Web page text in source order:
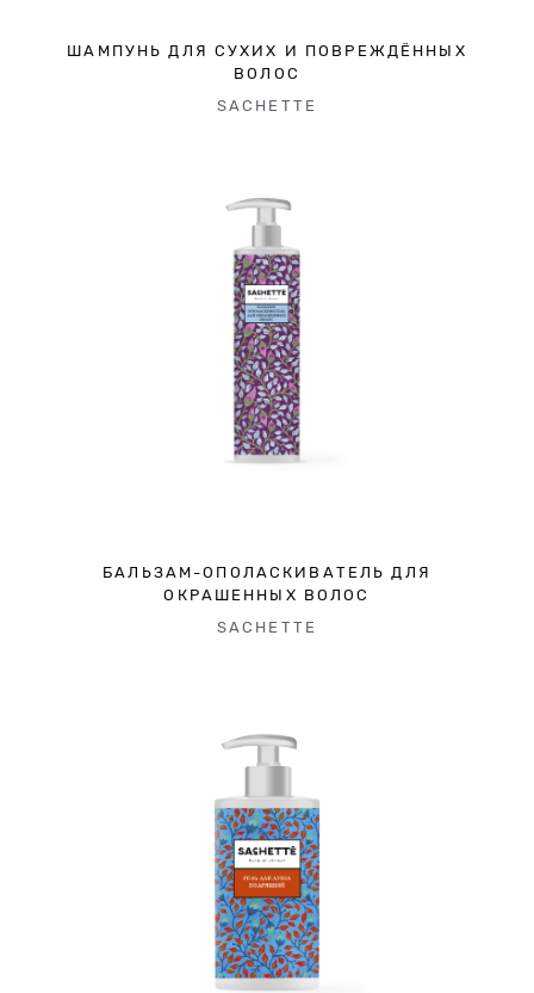
ШАМПУНЬ ДЛЯ СУХИХ И ПОВРЕЖДЁННЫХ
ВОЛОС
SACHETTE
БАЛЬЗАМ-ОПОЛАСКИВАТЕЛЬ ДЛЯ
ОКРАШЕННЫХ ВОЛОС
SACHETTE